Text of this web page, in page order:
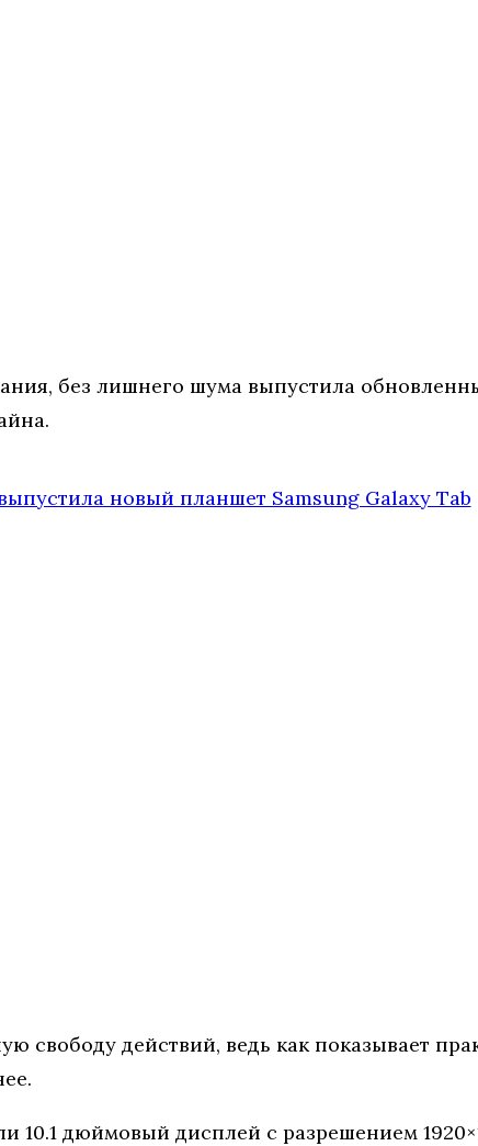
без лишнего шума выпустила
свободу действий, ведь как показывает
10.1 дюймовый дисплей с разрешением